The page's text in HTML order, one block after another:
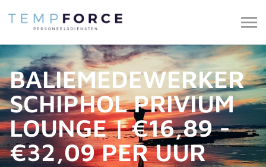
BALIEMEDEWERKER
SCHIPHOL PRIVIUM
LOUNGE | €16,89 -
€32,09 PER UUR